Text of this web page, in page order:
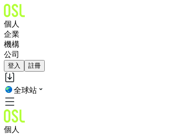
個人
企業
機構
公司
登入 註冊
全球站
個人